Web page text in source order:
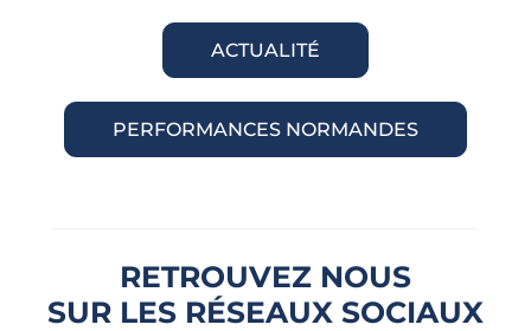
ACTUALITÉ
PERFORMANCES NORMANDES
RETROUVEZ NOUS
SUR LES RÉSEAUX SOCIAUX